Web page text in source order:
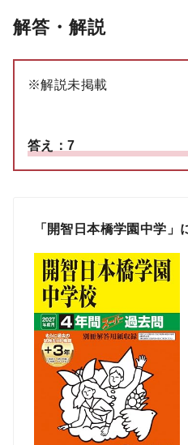
解答・解説
※解説未掲載
答え：7
「開智日本橋学園中学